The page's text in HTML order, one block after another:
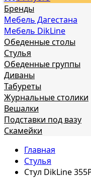
Бренды
Мебель Дагестана
Мебель DikLine
Обеденные столы
Стулья
Обеденные группы
Диваны
Табуреты
Журнальные столики
Вешалки
Подставки под вазу
Скамейки
Главная
Стулья
Стул DikLine